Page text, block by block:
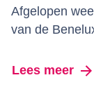
Afgelopen
van de
Lees meer